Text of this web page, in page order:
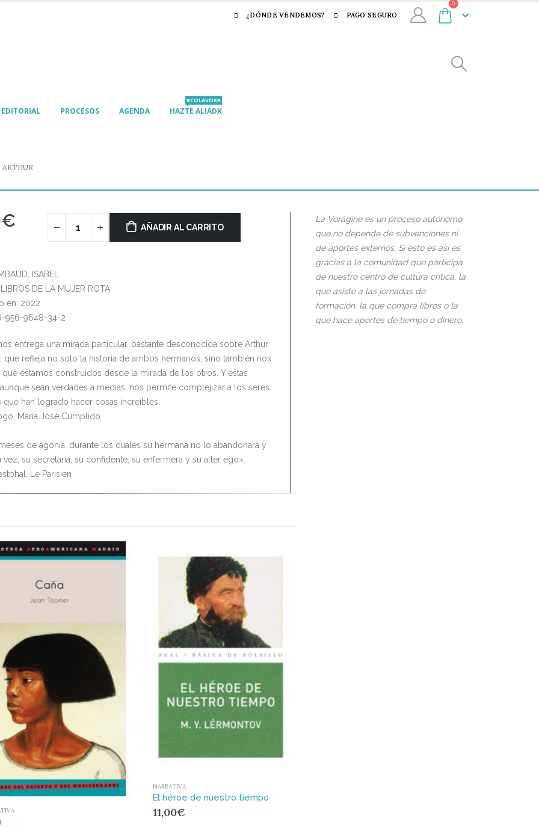
¿DÓNDE VENDEMOS? PAGO SEGURO
0
EDITORIAL PROCESOS AGENDA HAZTE ALIADX
#COLAVORA
ARTHUR
€ AÑADIR AL CARRITO
ISABEL
DE LA MUJER ROTA
en: 2022
956-9648-34-2
entrega una mirada particular, bastante desconocida sobre Arthur
que refleja no solo la historia de ambos hermanos, sino también nos
que estamos construidos desde la mirada de los otros. Y estas
sean verdades a medias, nos permite complejizar a los seres
que han logrado hacer cosas increíbles.
María José Cumplido
de agonía, durante los cuales su hermana no lo abandonará y
vez, su secretaria, su confidente, su enfermera y su alter ego».
Le Parisien
NARRATIVA
El héroe de nuestro tiempo
11,00€
La Vorágine es un proceso autónomo
que no depende de subvenciones ni
de aportes externos. Si esto es así es
gracias a la comunidad que participa
de nuestro centro de cultura crítica, la
que asiste a las jornadas de
formación, la que compra libros o la
que hace aportes de tiempo o dinero.